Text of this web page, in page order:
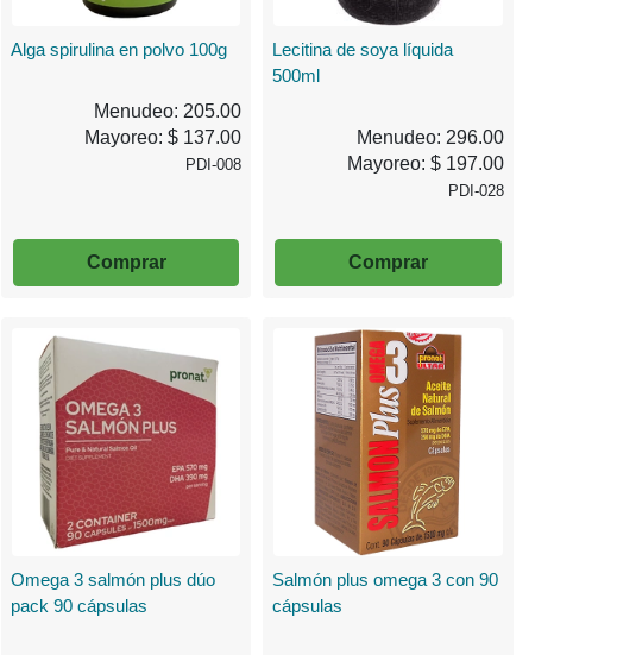
Alga spirulina en polvo 100g
Menudeo: 205.00
Mayoreo: $ 137.00
PDI-008
Comprar
Lecitina de soya líquida
500ml
Menudeo: 296.00
Mayoreo: $ 197.00
PDI-028
Comprar
Omega 3 salmón plus dúo
pack 90 cápsulas
Salmón plus omega 3 con 90
cápsulas